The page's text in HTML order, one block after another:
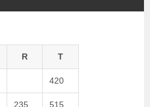
R T
420
235 515